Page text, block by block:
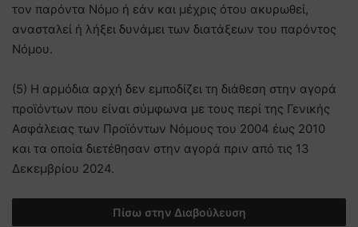
τον παρόντα Νόμο ή εάν και μέχρις ότου ακυρωθεί,
ανασταλεί ή λήξει δυνάμει των διατάξεων του παρόντος
Νόμου.
(5) Η αρμόδια αρχή δεν εμποδίζει τη διάθεση στην αγορά
προϊόντων που είναι σύμφωνα με τους περί της Γενικής
Ασφάλειας των Προϊόντων Νόμους του 2004 έως 2010
και τα οποία διετέθησαν στην αγορά πριν από τις 13
Δεκεμβρίου 2024.
Πίσω στην Διαβούλευση